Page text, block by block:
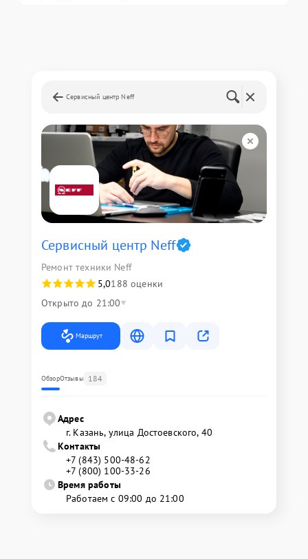
Сервисный центр Neff
Сервисный центр Neff
Ремонт техники Neff
5,0188 оценки
Открыто до 21:00
Маршрут
ОбзорОтзывы 184
Адрес
г. Казань, улица Достоевского, 40
Контакты
+7 (843) 500-48-62
+7 (800) 100-33-26
Время работы
Работаем с 09:00 до 21:00